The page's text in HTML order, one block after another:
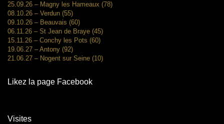
25.09.26 – Magny les Hameaux (78)
08.10.26 – Verdun (55)
09.10.26 – Beauvais (60)
06.11.26 – St Jean de Braye (45)
15.11.26 – Conchy les Pots (60)
19.06.27 – Antony (92)
21.06.27 – Nogent sur Seine (10)
Likez la page Facebook
Visites